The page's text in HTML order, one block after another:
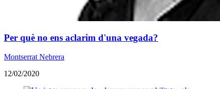
​Per què no ens aclarim d'una vegada?
Montserrat Nebrera
12/02/2020